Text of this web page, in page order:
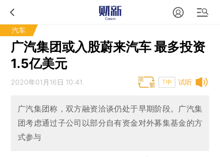
汽车
广汽集团或入股蔚来汽车 最多投资
1.5亿美元
试听
2020年01月16日 10:41 T中
广汽集团称，双方融资洽谈仍处于早期阶段。广汽集
团考虑通过子公司以部分自有资金对外募集基金的方
式参与